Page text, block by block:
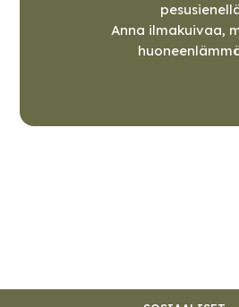
Anna ilmakuivaa,